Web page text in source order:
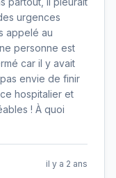
urgences
appelé au
personne est
car il y avait
envie de finir
hospitalier et
! À quoi
il y a 2 ans